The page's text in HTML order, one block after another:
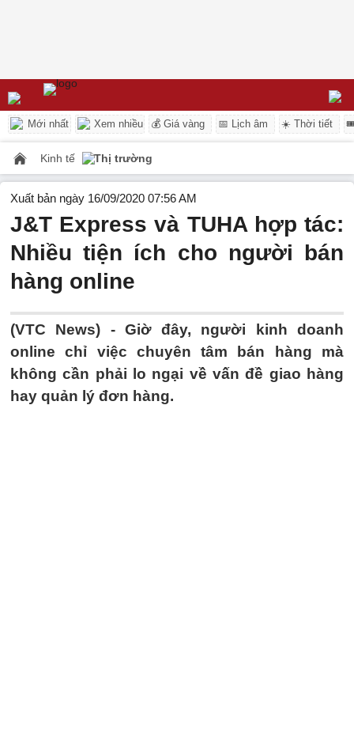
Mới nhất Xem nhiều 💰 Giá vàng 📅 Lịch âm ☀️ Thời tiết
Kinh tế Thị trường
Xuất bản ngày 16/09/2020 07:56 AM
J&T Express và TUHA hợp tác:
Nhiều tiện ích cho người bán
hàng online
(VTC News) - Giờ đây, người kinh doanh
online chỉ việc chuyên tâm bán hàng mà
không cần phải lo ngại về vấn đề giao hàng
hay quản lý đơn hàng.